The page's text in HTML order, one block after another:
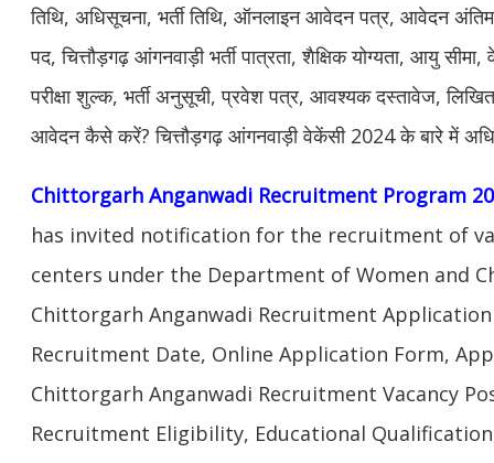
तिथि, अधिसूचना, भर्ती तिथि, ऑनलाइन आवेदन पत्र, आवेदन अंतिम
पद, चित्तौड़गढ़ आंगनवाड़ी भर्ती पात्रता, शैक्षिक योग्यता, आयु
परीक्षा शुल्क, भर्ती अनुसूची, प्रवेश पत्र, आवश्यक दस्तावेज, लिखित
आवेदन कैसे करें? चित्तौड़गढ़ आंगनवाड़ी वेकेंसी 2024 के बारे में
Chittorgarh Anganwadi Recruitment Program
has invited notification for the recruitment of
centers under the Department of Women and
Chittorgarh Anganwadi Recruitment
Recruitment Date, Online Application Form,
Chittorgarh Anganwadi Recruitment Vacancy
Recruitment Eligibility, Educational